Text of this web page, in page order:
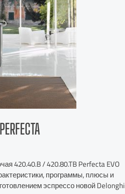
420.40.B / 420.80.TB Perfecta EVO
программы, плюсы и
эспрессо новой Delonghi